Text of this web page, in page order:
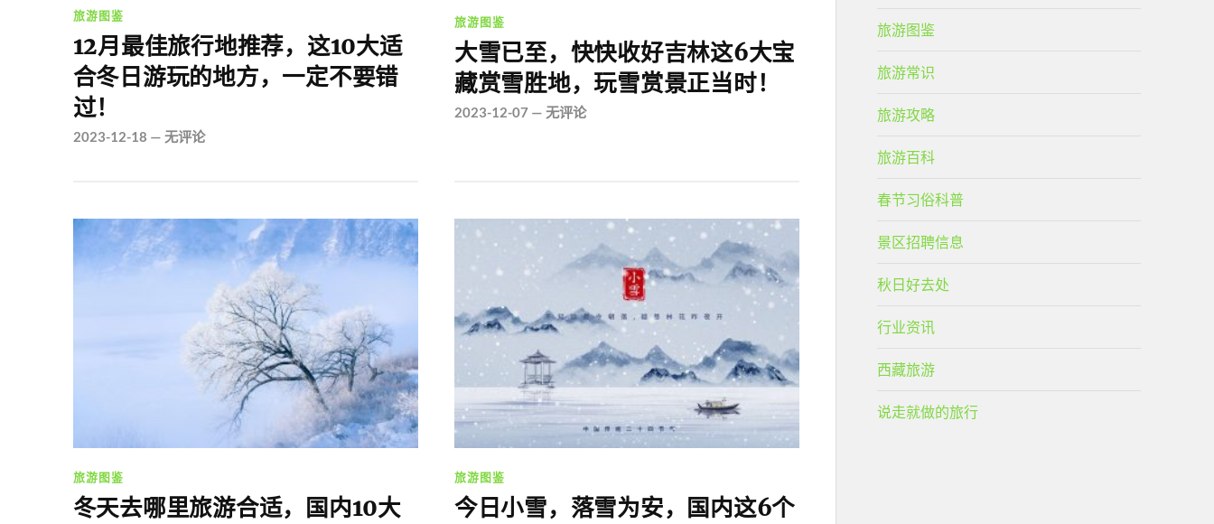
旅游图鉴
12月最佳旅行地推荐，这10大适
合冬日游玩的地方，一定不要错
过！
2023-12-18 — 无评论
旅游图鉴
大雪已至，快快收好吉林这6大宝
藏赏雪胜地，玩雪赏景正当时！
2023-12-07— 无评论
旅游图鉴
冬天去哪里旅游合适，国内10大
旅游图鉴
今日小雪，落雪为安，国内这6个
旅游图鉴
旅游常识
旅游攻略
旅游百科
春节习俗科普
景区招聘信息
秋日好去处
行业资讯
西藏旅游
说走就做的旅行